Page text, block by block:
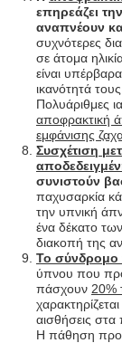
επηρεάζει
αναπνέουν
συχνότερες
σε άτομα
είναι
ικανότητά
Πολυάριθμες
αποφρακτική
εμφάνισης
Συσχέτιση
συνιστούν
παχυσαρκία
την υπνική
ένα δέκατο
διακοπή της
Το
ύπνου που
πάσχουν 20%
αισθήσεις
Η πάθηση